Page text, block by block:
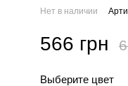
Нет в наличии
566 грн
Выберите цвет